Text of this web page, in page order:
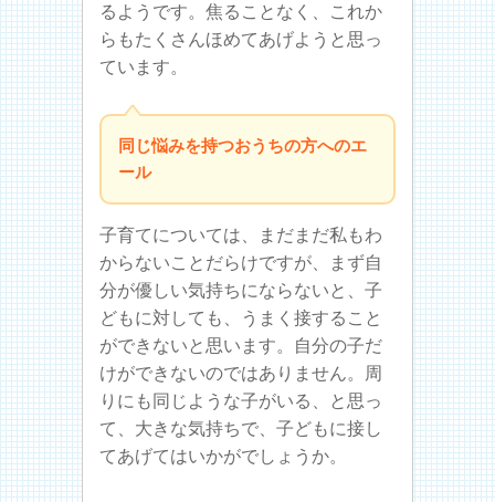
るようです。焦ることなく、これか
らもたくさんほめてあげようと思っ
ています。
同じ悩みを持つおうちの方へのエ
ール
子育てについては、まだまだ私もわ
からないことだらけですが、まず自
分が優しい気持ちにならないと、子
どもに対しても、うまく接すること
ができないと思います。自分の子だ
けができないのではありません。周
りにも同じような子がいる、と思っ
て、大きな気持ちで、子どもに接し
てあげてはいかがでしょうか。